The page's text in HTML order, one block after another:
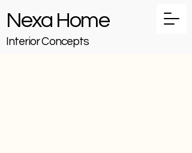
Nexa Home
Interior Concepts